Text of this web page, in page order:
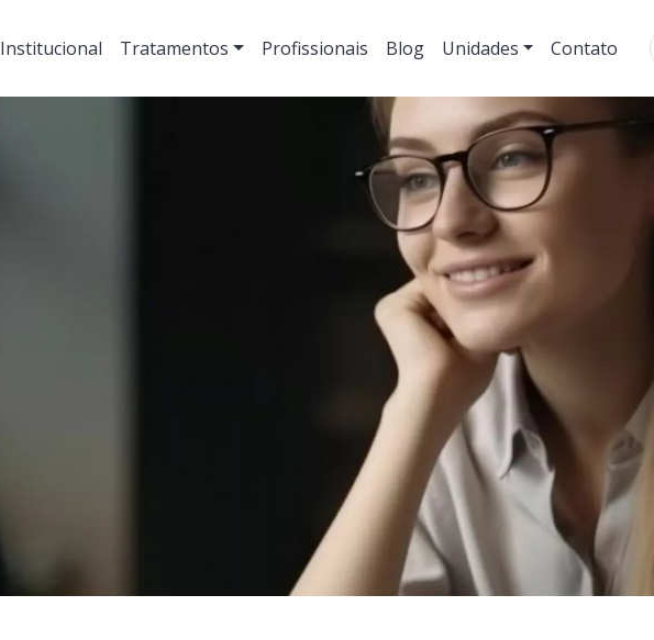
Institucional Tratamentos Profissionais Blog Unidades Contato